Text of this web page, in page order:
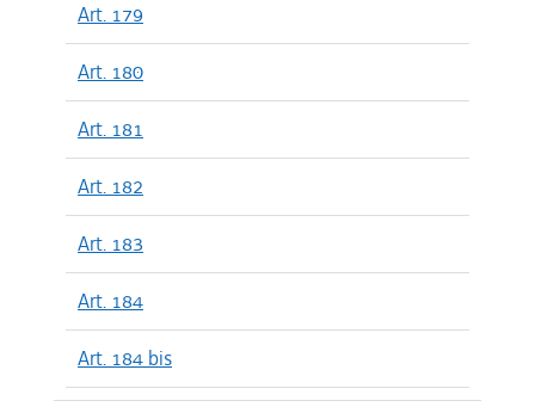
Art. 179
Art. 180
Art. 181
Art. 182
Art. 183
Art. 184
Art. 184 bis